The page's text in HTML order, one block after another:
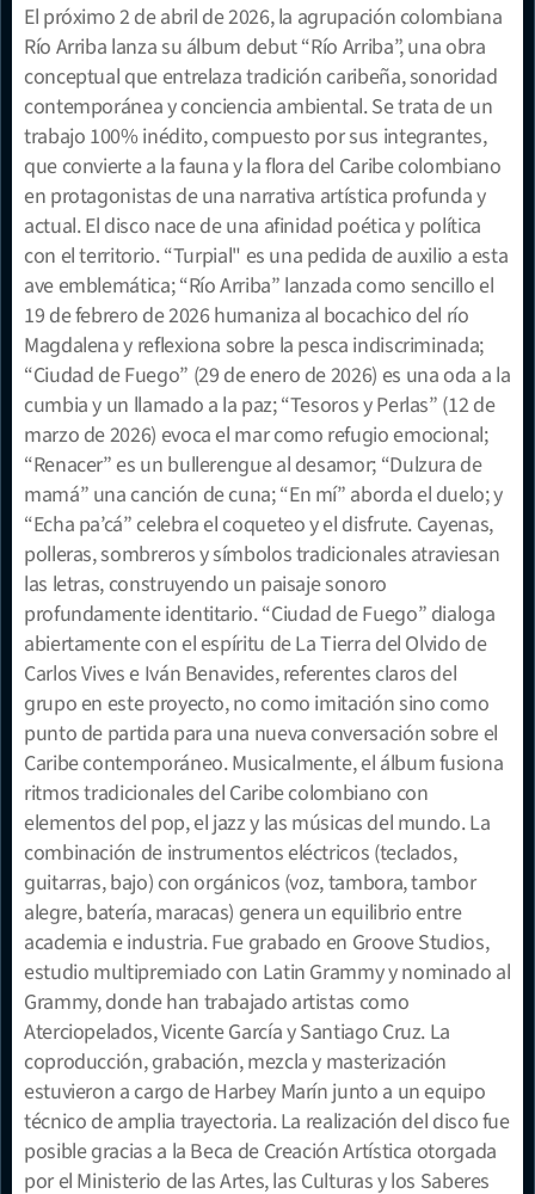
El próximo 2 de abril de 2026, la agrupación colombiana
Río Arriba lanza su álbum debut “Río Arriba”, una obra
conceptual que entrelaza tradición caribeña, sonoridad
contemporánea y conciencia ambiental. Se trata de un
trabajo 100% inédito, compuesto por sus integrantes,
que convierte a la fauna y la flora del Caribe colombiano
en protagonistas de una narrativa artística profunda y
actual. El disco nace de una afinidad poética y política
con el territorio. “Turpial" es una pedida de auxilio a esta
ave emblemática; “Río Arriba” lanzada como sencillo el
19 de febrero de 2026 humaniza al bocachico del río
Magdalena y reflexiona sobre la pesca indiscriminada;
“Ciudad de Fuego” (29 de enero de 2026) es una oda a la
cumbia y un llamado a la paz; “Tesoros y Perlas” (12 de
marzo de 2026) evoca el mar como refugio emocional;
“Renacer” es un bullerengue al desamor; “Dulzura de
mamá” una canción de cuna; “En mí” aborda el duelo; y
“Echa pa’cá” celebra el coqueteo y el disfrute. Cayenas,
polleras, sombreros y símbolos tradicionales atraviesan
las letras, construyendo un paisaje sonoro
profundamente identitario. “Ciudad de Fuego” dialoga
abiertamente con el espíritu de La Tierra del Olvido de
Carlos Vives e Iván Benavides, referentes claros del
grupo en este proyecto, no como imitación sino como
punto de partida para una nueva conversación sobre el
Caribe contemporáneo. Musicalmente, el álbum fusiona
ritmos tradicionales del Caribe colombiano con
elementos del pop, el jazz y las músicas del mundo. La
combinación de instrumentos eléctricos (teclados,
guitarras, bajo) con orgánicos (voz, tambora, tambor
alegre, batería, maracas) genera un equilibrio entre
academia e industria. Fue grabado en Groove Studios,
estudio multipremiado con Latin Grammy y nominado al
Grammy, donde han trabajado artistas como
Aterciopelados, Vicente García y Santiago Cruz. La
coproducción, grabación, mezcla y masterización
estuvieron a cargo de Harbey Marín junto a un equipo
técnico de amplia trayectoria. La realización del disco fue
posible gracias a la Beca de Creación Artística otorgada
por el Ministerio de las Artes, las Culturas y los Saberes